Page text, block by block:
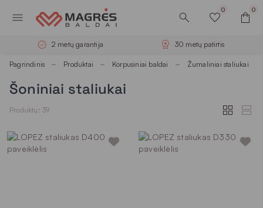
0 0
2 metų garantija 30 metų patirtis
Pagrindinis Produktai Korpusiniai baldai Žurnaliniai staliukai
Šoniniai staliukai
Produktų: 39